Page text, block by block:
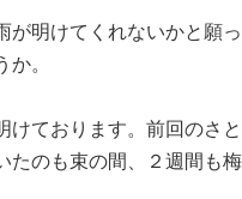
が明けてくれないかと願っ
。
けております。前回のさと
たのも束の間、２週間も梅